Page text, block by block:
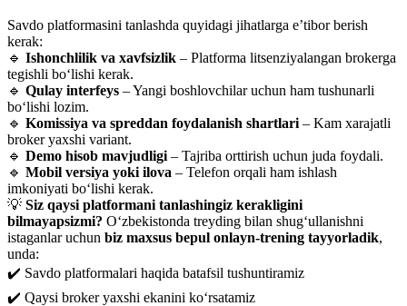
Savdo platformasini tanlashda quyidagi jihatlarga e’tibor berish
kerak:
🔹 Ishonchlilik va xavfsizlik – Platforma litsenziyalangan brokerga
tegishli bo‘lishi kerak.
🔹 Qulay interfeys – Yangi boshlovchilar uchun ham tushunarli
bo‘lishi lozim.
🔹 Komissiya va spreddan foydalanish shartlari – Kam xarajatli
broker yaxshi variant.
🔹 Demo hisob mavjudligi – Tajriba orttirish uchun juda foydali.
🔹 Mobil versiya yoki ilova – Telefon orqali ham ishlash
imkoniyati bo‘lishi kerak.
💡 Siz qaysi platformani tanlashingiz kerakligini
bilmayapsizmi? O‘zbekistonda treyding bilan shug‘ullanishni
istaganlar uchun biz maxsus bepul onlayn-trening tayyorladik,
unda:
✔️ Savdo platformalari haqida batafsil tushuntiramiz
✔️ Qaysi broker yaxshi ekanini ko‘rsatamiz